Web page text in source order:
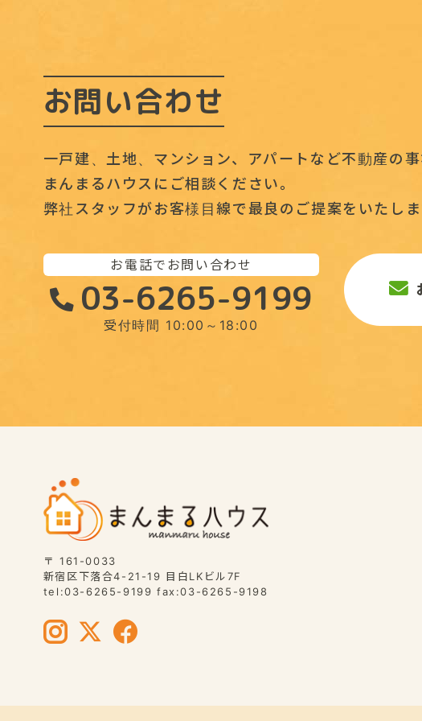
お問い合わせ
一戸建、土地、マンション、アパートなど不動産の事
まんまるハウスにご相談ください。
弊社スタッフがお客様目線で最良のご提案をいたしま
お電話でお問い合わせ
03-6265-9199
受付時間 10:00～18:00
〒 161-0033
新宿区下落合4-21-19 目白LKビル7F
tel:03-6265-9199 fax:03-6265-9198